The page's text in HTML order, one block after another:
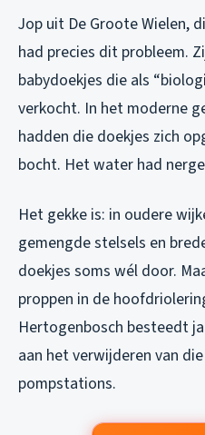
Jop uit De Groote Wielen,
had precies dit probleem.
babydoekjes die als
verkocht. In het moderne
hadden die doekjes zich
bocht. Het water had
Het gekke is: in oudere
gemengde stelsels en
doekjes soms wél door.
proppen in de
Hertogenbosch besteedt
aan het verwijderen van
pompstations.